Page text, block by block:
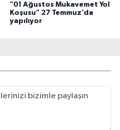
"01 Ağustos Mukavemet Yol
Koşusu" 27 Temmuz’da
yapılıyor